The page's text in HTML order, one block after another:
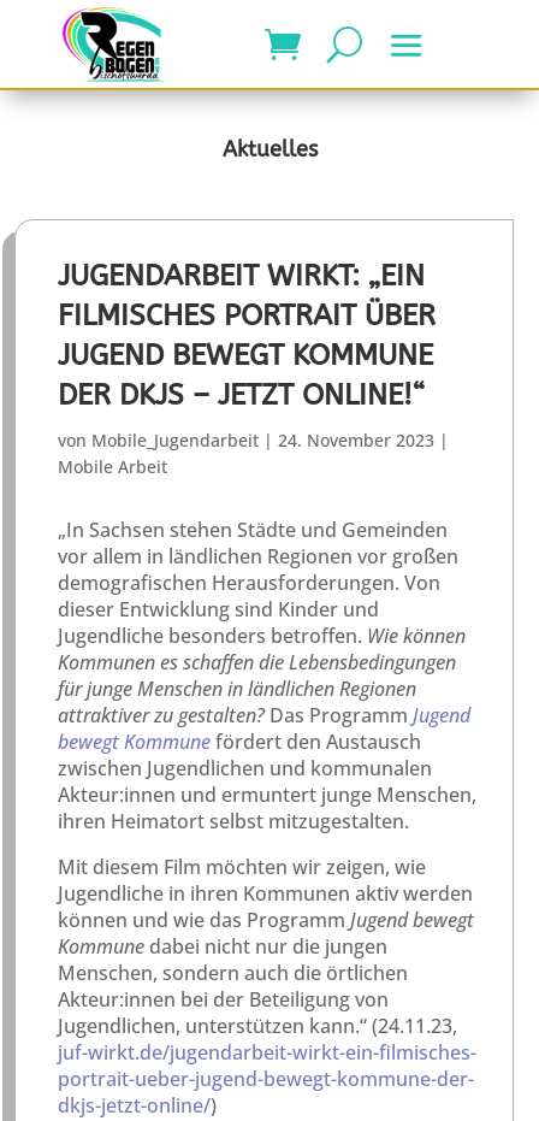
Aktuelles
JUGENDARBEIT WIRKT: „EIN
FILMISCHES PORTRAIT ÜBER
JUGEND BEWEGT KOMMUNE
DER DKJS – JETZT ONLINE!“
von Mobile_Jugendarbeit |24. November 2023 |
Mobile Arbeit
„In Sachsen stehen Städte und Gemeinden
vor allem in ländlichen Regionen vor großen
demografischen Herausforderungen. Von
dieser Entwicklung sind Kinder und
Jugendliche besonders betroffen. Wie können
Kommunen es schaffen die Lebensbedingungen
für junge Menschen in ländlichen Regionen
attraktiver zu gestalten?Das ProgrammJugend
bewegt Kommunefördert den Austausch
zwischen Jugendlichen und kommunalen
Akteur:innen und ermuntert junge Menschen,
ihren Heimatort selbst mitzugestalten.
Mit diesem Film möchten wir zeigen, wie
Jugendliche in ihren Kommunen aktiv werden
können und wie das ProgrammJugend bewegt
Kommune dabei nicht nur die jungen
Menschen, sondern auch die örtlichen
Akteur:innen bei der Beteiligung von
Jugendlichen, unterstützen kann.“ (24.11.23,
juf-wirkt.de/jugendarbeit-wirkt-ein-filmisches-
portrait-ueber-jugend-bewegt-kommune-der-
dkjs-jetzt-online/)